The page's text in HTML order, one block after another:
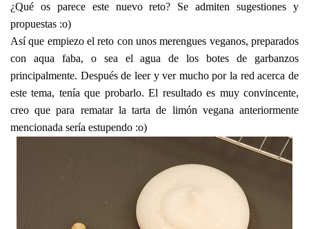
¿Qué os parece este nuevo reto? Se admiten sugestiones y
propuestas :o)
Así que empiezo el reto con unos merengues veganos, preparados
con aqua faba, o sea el agua de los botes de garbanzos
principalmente. Después de leer y ver mucho por la red acerca de
este tema, tenía que probarlo. El resultado es muy convincente,
creo que para rematar la tarta de limón vegana anteriormente
mencionada sería estupendo :o)